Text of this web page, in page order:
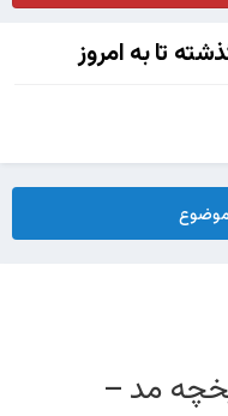
تا به امروز
مد –